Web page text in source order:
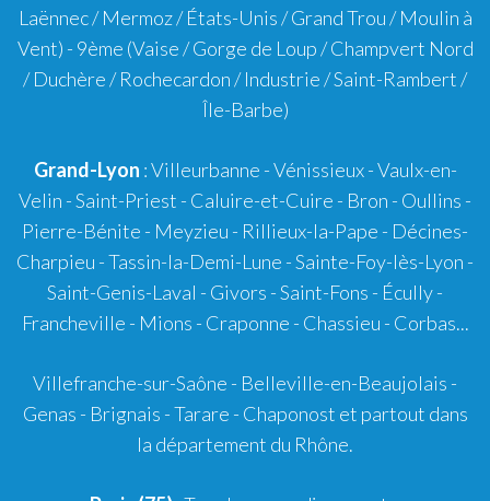
Laënnec / Mermoz / États-Unis / Grand Trou / Moulin à
Vent) - 9ème (Vaise / Gorge de Loup / Champvert Nord
/ Duchère / Rochecardon / Industrie / Saint-Rambert /
Île-Barbe)
Grand-Lyon :Villeurbanne -Vénissieux-Vaulx-en-
Velin -Saint-Priest - Caluire-et-Cuire - Bron - Oullins -
Pierre-Bénite - Meyzieu - Rillieux-la-Pape - Décines-
Charpieu -Tassin-la-Demi-Lune -Sainte-Foy-lès-Lyon -
Saint-Genis-Laval - Givors -Saint-Fons - Écully-
Francheville - Mions - Craponne - Chassieu - Corbas...
Villefranche-sur-Saône - Belleville-en-Beaujolais -
Genas - Brignais -Tarare - Chaponost et partout dans
la département du Rhône.